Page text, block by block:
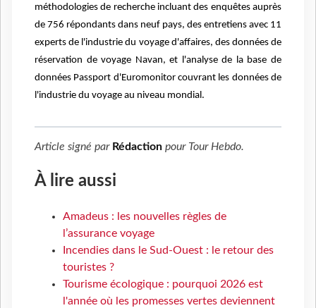
méthodologies de recherche incluant des enquêtes auprès
de 756 répondants dans neuf pays, des entretiens avec 11
experts de l'industrie du voyage d'affaires, des données de
réservation de voyage Navan, et l'analyse de la base de
données Passport d'Euromonitor couvrant les données de
l'industrie du voyage au niveau mondial.
Article signé par Rédaction pour Tour Hebdo.
À lire aussi
Amadeus : les nouvelles règles de
l’assurance voyage
Incendies dans le Sud-Ouest : le retour des
touristes ?
Tourisme écologique : pourquoi 2026 est
l'année où les promesses vertes deviennent